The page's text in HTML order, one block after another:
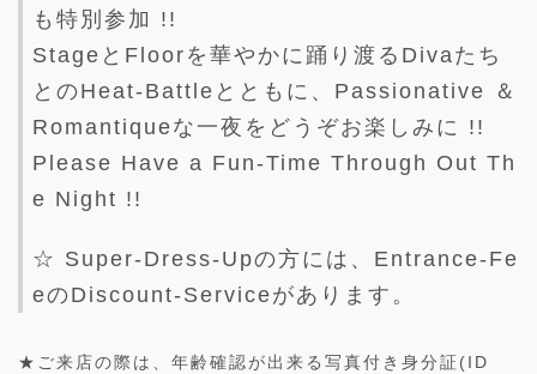
も特別参加 !!
StageとFloorを華やかに踊り渡るDivaたち
とのHeat-Battleとともに、Passionative ＆
Romantiqueな一夜をどうぞお楽しみに !!
Please Have a Fun-Time Through Out Th
e Night !!
☆ Super-Dress-Upの方には、Entrance-Fe
eのDiscount-Serviceがあります。
★ご来店の際は、年齢確認が出来る写真付き身分証(ID